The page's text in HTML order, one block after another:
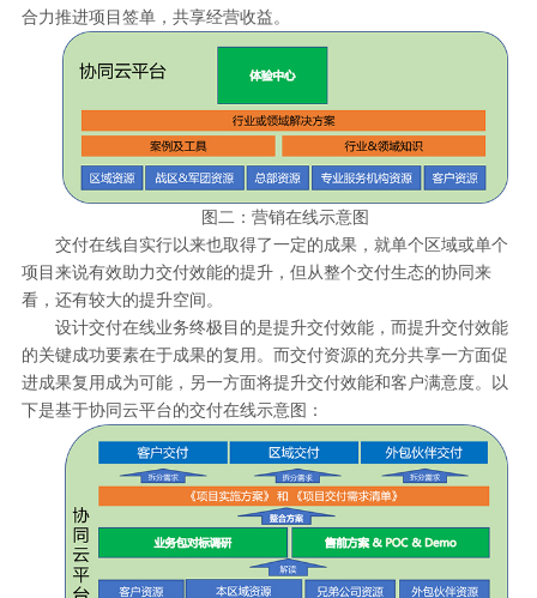
合力推进项目签单，共享经营收益。
图二：营销在线示意图
交付在线自实行以来也取得了一定的成果，就单个区域或单个
项目来说有效助力交付效能的提升，但从整个交付生态的协同来
看，还有较大的提升空间。
设计交付在线业务终极目的是提升交付效能，而提升交付效能
的关键成功要素在于成果的复用。而交付资源的充分共享一方面促
进成果复用成为可能，另一方面将提升交付效能和客户满意度。以
下是基于协同云平台的交付在线示意图：